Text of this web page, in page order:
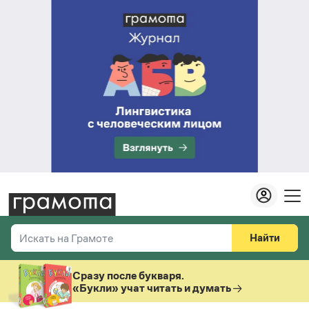
Искать на Грамоте
Справочная служба
Найти
Везде